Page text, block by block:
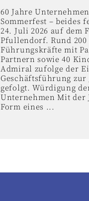
60 Jahre
Sommerfest – beides
24. Juli 2026 auf dem
Pfullendorf. Rund 200
Führungskräfte mit
Partnern sowie 40
Admiral zufolge der
Geschäftsführung
gefolgt. Würdigung
Unternehmen Mit der
Form eines ...